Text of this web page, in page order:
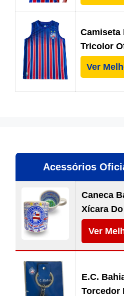
Camiseta
Tricolor
Ver
Acessórios
Caneca
Xícara
Ver
E.C.
Torcedor